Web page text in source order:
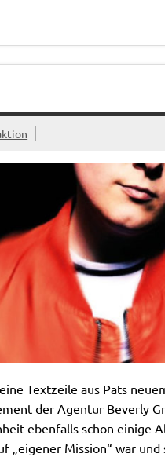
Textzeile aus Pats
der Agentur Beverly
ebenfalls schon einige
„eigener Mission“ war